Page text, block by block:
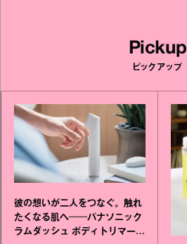
Pickup
ピックアップ
彼の想いが二人をつなぐ。触れ
たくなる肌へ──パナソニック
ラムダッシュ ボディトリマーが